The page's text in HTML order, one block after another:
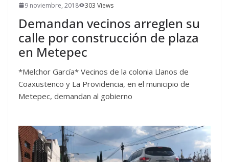
9 noviembre, 2018 303 Views
Demandan vecinos arreglen su
calle por construcción de plaza
en Metepec
*Melchor García* Vecinos de la colonia Llanos de
Coaxustenco y La Providencia, en el municipio de
Metepec, demandan al gobierno